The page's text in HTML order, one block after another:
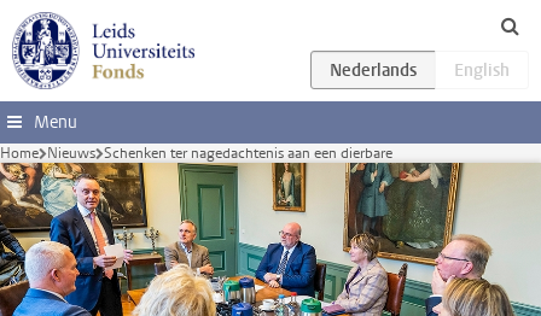
Ga direct naar de inhoud
Menu
Home Nieuws Schenken ter nagedachtenis aan een dierbare